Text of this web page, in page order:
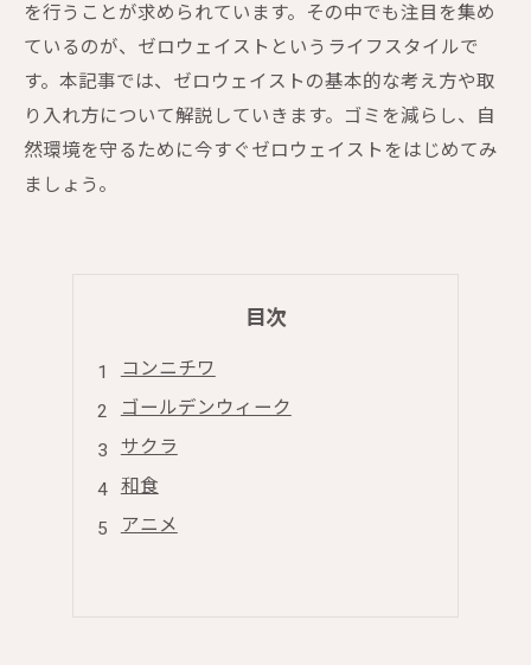
を行うことが求められています。その中でも注目を集め
ているのが、ゼロウェイストというライフスタイルで
す。本記事では、ゼロウェイストの基本的な考え方や取
り入れ方について解説していきます。ゴミを減らし、自
然環境を守るために今すぐゼロウェイストをはじめてみ
ましょう。
目次
コンニチワ
ゴールデンウィーク
サクラ
和食
アニメ